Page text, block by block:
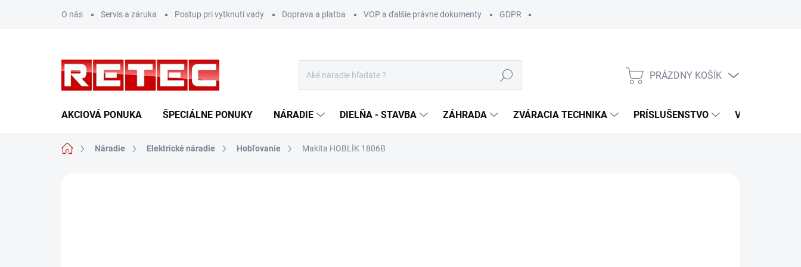
O nás Servis a záruka Postup pri vytknutí vady Doprava a platba VOP a ďalšie právne dokumenty GDPR
Hľadať
NÁKUPNÝ
PRÁZDNY KOŠÍK
AKCIOVÁ PONUKA ŠPECIÁLNE PONUKY NÁRADIE DIELŇA - STAVBA ZÁHRADA ZVÁRACIA TECHNIKA PRÍSLUŠENSTVO VÝROBCOVIA
DomovNáradie Elektrické náradie Hobľovanie Makita HOBLÍK 1806B